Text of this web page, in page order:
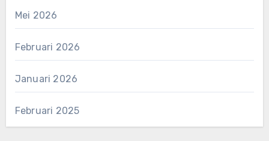
Mei 2026
Februari 2026
Januari 2026
Februari 2025